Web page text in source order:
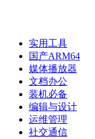
实用工具
国产ARM64
媒体播放器
文档办公
装机必备
编辑与设计
运维管理
社交通信